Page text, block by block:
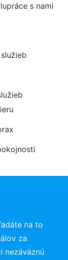
s nami
na to
za
nezáväznú